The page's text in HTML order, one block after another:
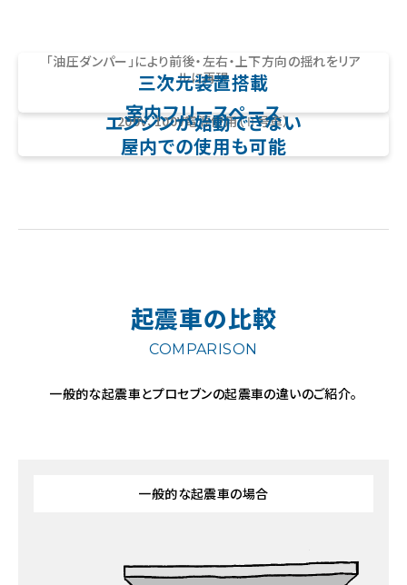
三次元装置搭載
「油圧ダンパー」により前後・左右・上下方向の揺れをリア
ルに再現
室内フリースペース
エンジンが始動できない
屋内での使用も可能
200V、100V電源使用（Ⅱ号車）
起震車の比較
COMPARISON
一般的な起震車とプロセブンの起震車の違いのご紹介。
一般的な起震車の場合